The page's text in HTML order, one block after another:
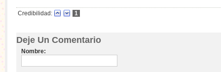
Credibilidad: 1
Deje Un Comentario
Nombre: